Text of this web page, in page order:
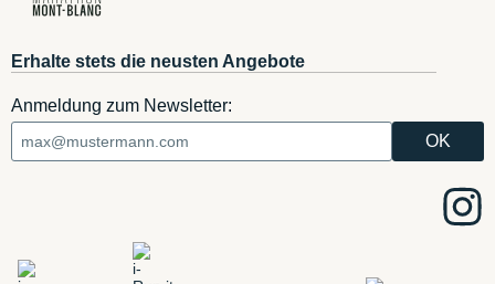
Erhalte stets die neusten Angebote
Anmeldung zum Newsletter: